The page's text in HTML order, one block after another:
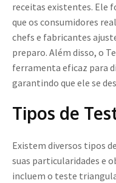
receitas existentes. Ele
que os consumidores
chefs e fabricantes
preparo. Além disso, o
ferramenta eficaz para
garantindo que ele se
Tipos de
Existem diversos tipos
suas particularidades e
incluem o teste